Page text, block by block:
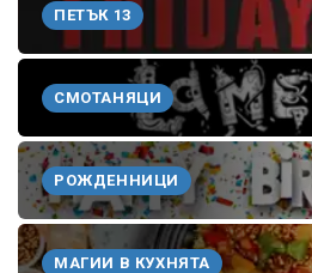
ПЕТЪК 13
СМОТАНЯЦИ
РОЖДЕННИЦИ
МАГИИ В КУХНЯТА